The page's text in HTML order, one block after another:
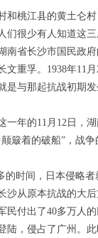
和桃江县的黄土仑
们很少有人知道这
南省长沙市国民政
重孚。1938年11
是与那起抗战初期
一年的11月12日，
簸着的破船”，战
的时间，日本侵略
从原本抗战的大
民付出了40多万人
陆，侵占了广州。